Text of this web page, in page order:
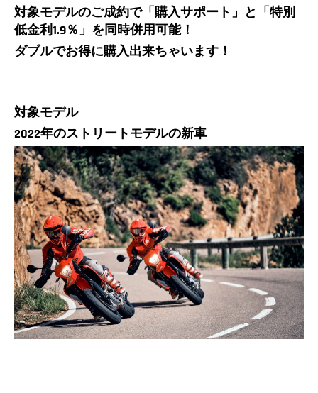
対象モデルのご成約で「購入サポート」と「特別
低金利1.9％」を同時併用可能！
ダブルでお得に購入出来ちゃいます！
対象モデル
2022年のストリートモデルの新車